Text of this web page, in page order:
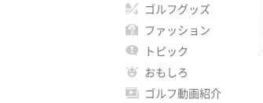
ゴルフグッズ
ファッション
トピック
おもしろ
ゴルフ動画紹介